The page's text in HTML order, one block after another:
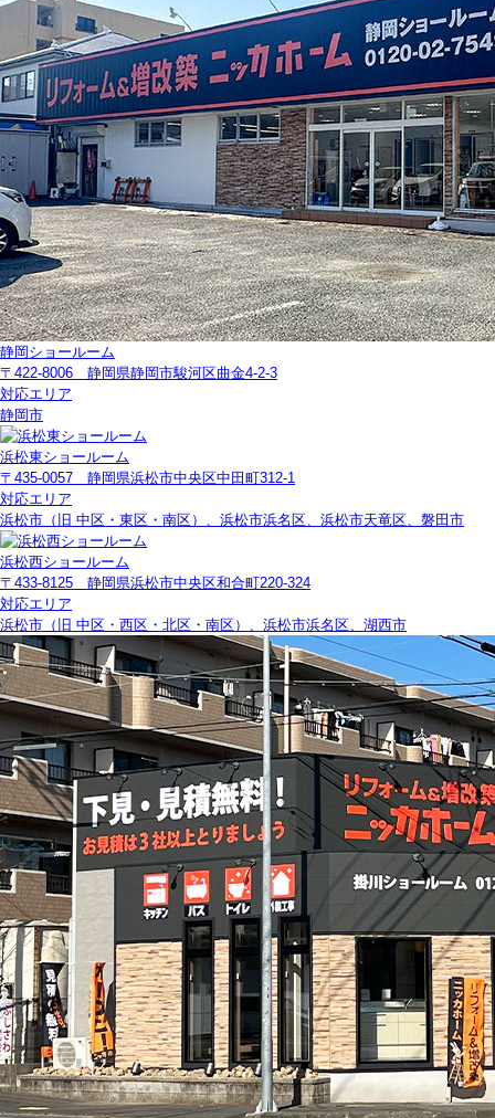
静岡ショールーム
〒422-8006 静岡県静岡市駿河区曲金4-2-3
対応エリア
静岡市
浜松東ショールーム
〒435-0057 静岡県浜松市中央区中田町312-1
対応エリア
浜松市（旧 中区・東区・南区）、浜松市浜名区、浜松市天竜区、磐田市
浜松西ショールーム
〒433-8125 静岡県浜松市中央区和合町220-324
対応エリア
浜松市（旧 中区・西区・北区・南区）、浜松市浜名区、湖西市